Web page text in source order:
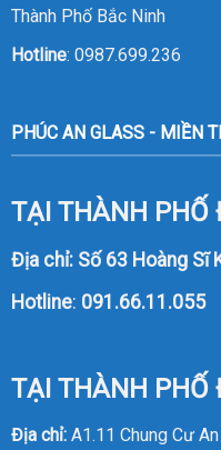
Thành Phố Bắc Ninh
Hotline: 0987.699.236
PHÚC AN GLASS - MIỀN
TẠI THÀNH PHỐ
Địa chỉ: Số 63 Hoàng Sĩ
Hotline: 091.66.11.055
TẠI THÀNH PHỐ
Địa chỉ:A1.11 Chung Cư